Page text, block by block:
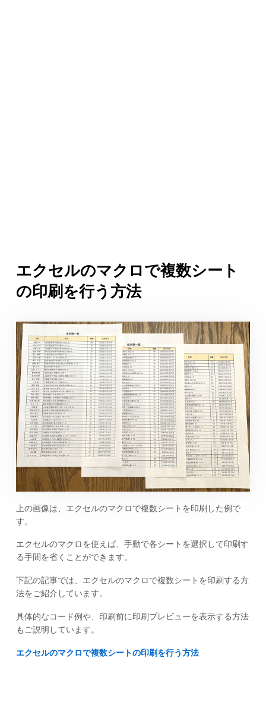
エクセルのマクロで複数シート
の印刷を行う方法
上の画像は、エクセルのマクロで複数シートを印刷した例で
す。
エクセルのマクロを使えば、手動で各シートを選択して印刷す
る手間を省くことができます。
下記の記事では、エクセルのマクロで複数シートを印刷する方
法をご紹介しています。
具体的なコード例や、印刷前に印刷プレビューを表示する方法
もご説明しています。
エクセルのマクロで複数シートの印刷を行う方法